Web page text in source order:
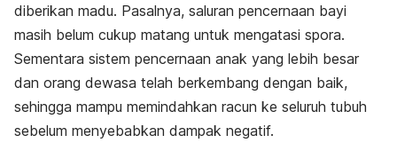
diberikan madu. Pasalnya, saluran pencernaan bayi
masih belum cukup matang untuk mengatasi spora.
Sementara sistem pencernaan anak yang lebih besar
dan orang dewasa telah berkembang dengan baik,
sehingga mampu memindahkan racun ke seluruh tubuh
sebelum menyebabkan dampak negatif.